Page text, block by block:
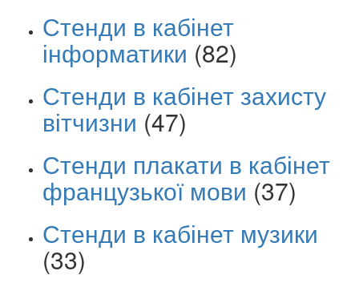
Стенди в кабінет
інформатики (82)
Стенди в кабінет захисту
вітчизни (47)
Стенди плакати в кабінет
французької мови (37)
Стенди в кабінет музики
(33)